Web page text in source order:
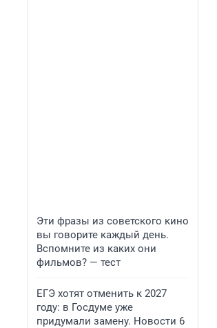
Эти фразы из советского кино
вы говорите каждый день.
Вспомните из каких они
фильмов? — тест
ЕГЭ хотят отменить к 2027
году: в Госдуме уже
придумали замену. Новости 6